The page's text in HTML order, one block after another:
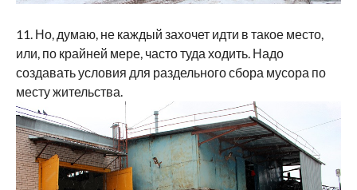
11. Но, думаю, не каждый захочет идти в такое место,
или, по крайней мере, часто туда ходить. Надо
создавать условия для раздельного сбора мусора по
месту жительства.